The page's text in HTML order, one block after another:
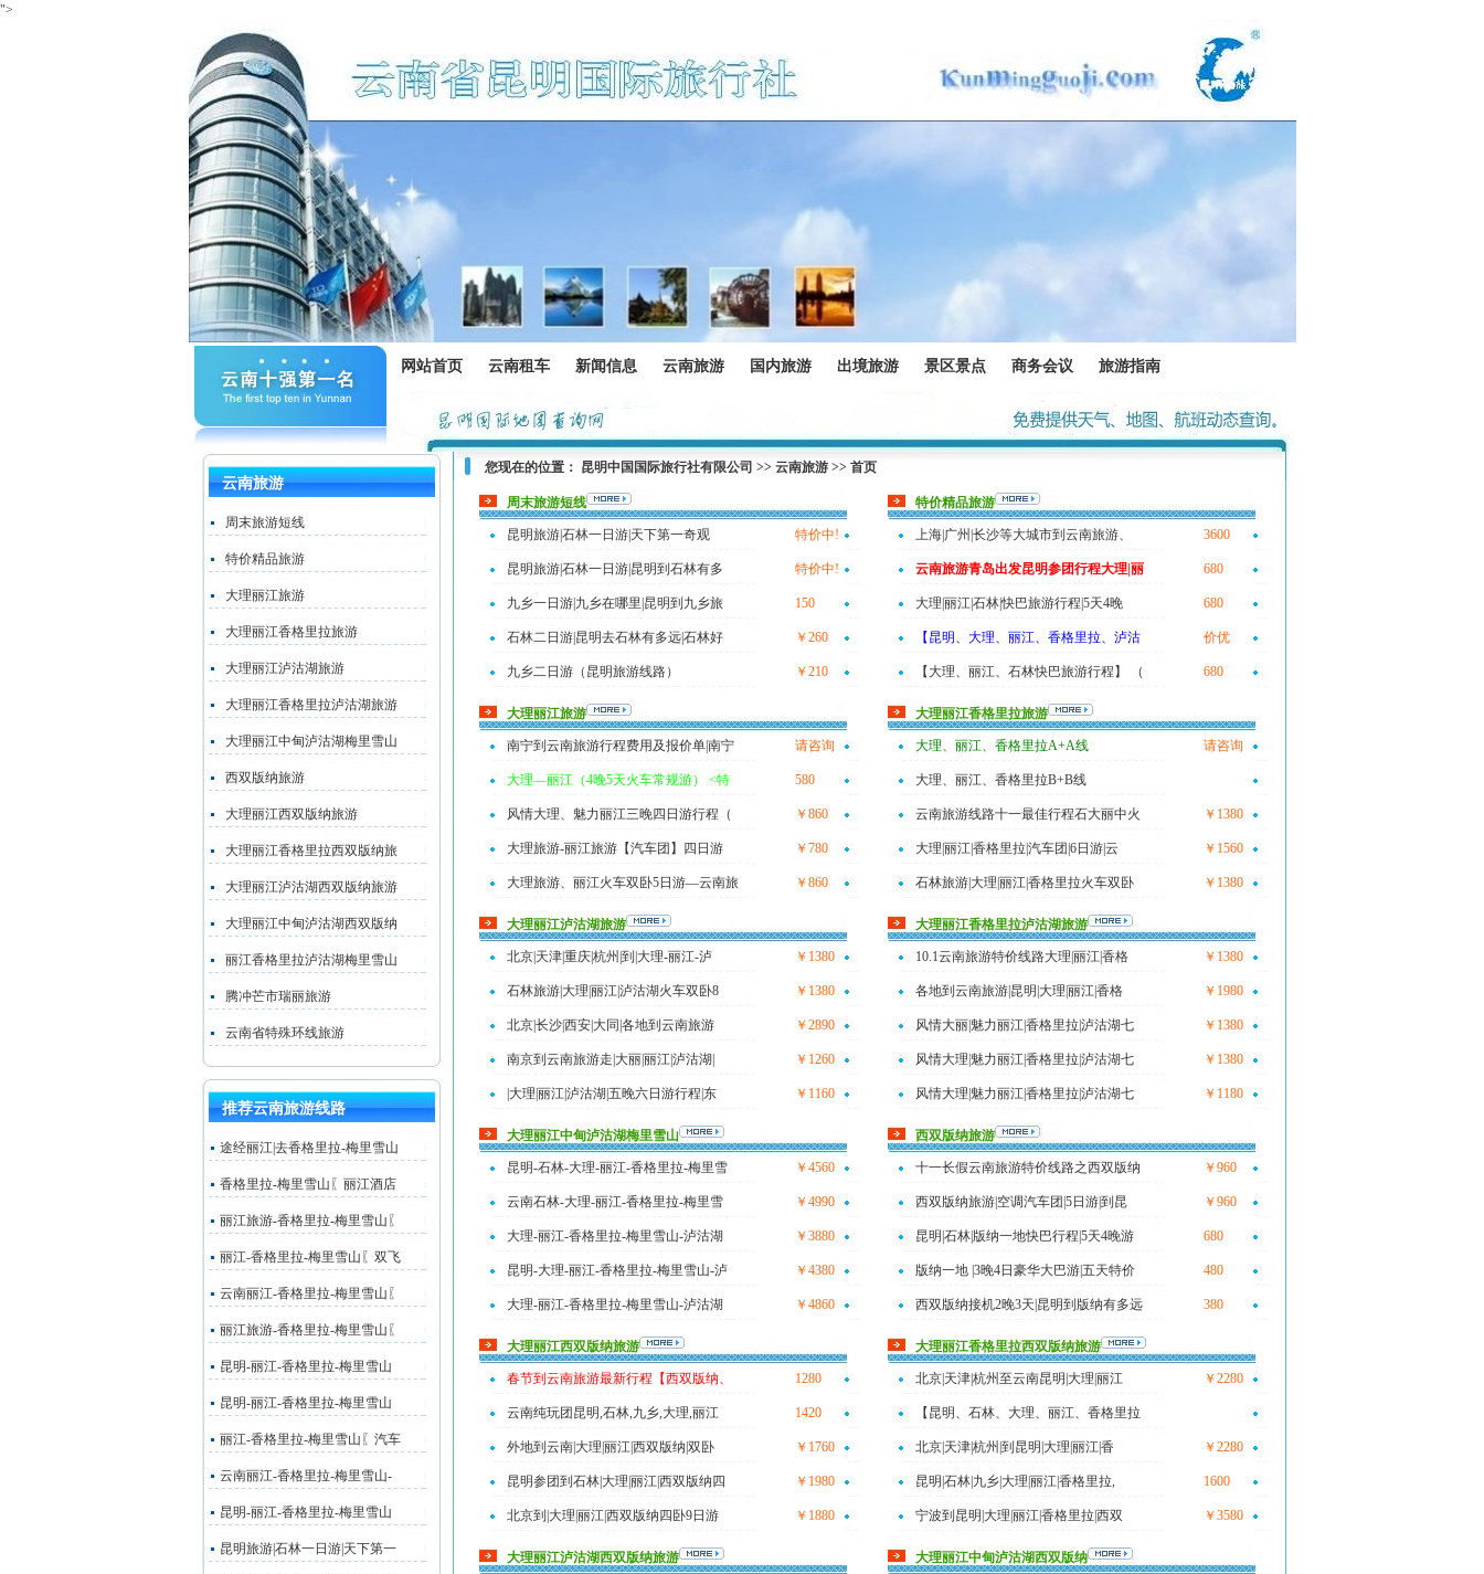
">
网站首页 云南租车 新闻信息 云南旅游 国内旅游 出境旅游 景区景点 商务会议 旅游指南
云南旅游
周末旅游短线
特价精品旅游
大理丽江旅游
大理丽江香格里拉旅游
大理丽江泸沽湖旅游
大理丽江香格里拉泸沽湖旅游
大理丽江中甸泸沽湖梅里雪山
西双版纳旅游
大理丽江西双版纳旅游
大理丽江香格里拉西双版纳旅
大理丽江泸沽湖西双版纳旅游
大理丽江中甸泸沽湖西双版纳
丽江香格里拉泸沽湖梅里雪山
腾冲芒市瑞丽旅游
云南省特殊环线旅游
推荐云南旅游线路
途经丽江|去香格里拉-梅里雪山
香格里拉-梅里雪山〖丽江酒店
丽江旅游-香格里拉-梅里雪山〖
丽江-香格里拉-梅里雪山〖双飞
云南丽江-香格里拉-梅里雪山〖
丽江旅游-香格里拉-梅里雪山〖
昆明-丽江-香格里拉-梅里雪山
昆明-丽江-香格里拉-梅里雪山
丽江-香格里拉-梅里雪山〖汽车
云南丽江-香格里拉-梅里雪山-
昆明-丽江-香格里拉-梅里雪山
昆明旅游|石林一日游|天下第一
您现在的位置： 昆明中国国际旅行社有限公司 >> 云南旅游>> 首页
周末旅游短线
特价中!
昆明旅游|石林一日游|天下第一奇观
特价中!
昆明旅游|石林一日游|昆明到石林有多
150
九乡一日游|九乡在哪里|昆明到九乡旅
￥260
石林二日游|昆明去石林有多远|石林好
￥210
九乡二日游（昆明旅游线路）
特价精品旅游
3600
上海|广州|长沙等大城市到云南旅游、
680
云南旅游青岛出发昆明参团行程大理|丽
680
大理|丽江|石林|快巴旅游行程|5天4晚
价优
【昆明、大理、丽江、香格里拉、泸沽
680
【大理、丽江、石林快巴旅游行程】 （
大理丽江旅游
请咨询
南宁到云南旅游行程费用及报价单|南宁
580
大理—丽江（4晚5天火车常规游） <特
￥860
风情大理、魅力丽江三晚四日游行程（
￥780
大理旅游-丽江旅游【汽车团】四日游
￥860
大理旅游、丽江火车双卧5日游—云南旅
大理丽江香格里拉旅游
请咨询
大理、丽江、香格里拉A+A线
大理、丽江、香格里拉B+B线
￥1380
云南旅游线路十一最佳行程石大丽中火
￥1560
大理|丽江|香格里拉|汽车团|6日游|云
￥1380
石林旅游|大理|丽江|香格里拉火车双卧
大理丽江泸沽湖旅游
￥1380
北京|天津|重庆|杭州|到|大理-丽江-泸
￥1380
石林旅游|大理|丽江|泸沽湖火车双卧8
￥2890
北京|长沙|西安|大同|各地到云南旅游
￥1260
南京到云南旅游走|大丽|丽江|泸沽湖|
￥1160
|大理|丽江|泸沽湖|五晚六日游行程|东
大理丽江香格里拉泸沽湖旅游
￥1380
10.1云南旅游特价线路大理|丽江|香格
￥1980
各地到云南旅游|昆明|大理|丽江|香格
￥1380
风情大丽|魅力丽江|香格里拉|泸沽湖七
￥1380
风情大理|魅力丽江|香格里拉|泸沽湖七
￥1180
风情大理|魅力丽江|香格里拉|泸沽湖七
大理丽江中甸泸沽湖梅里雪山
￥4560
昆明-石林-大理-丽江-香格里拉-梅里雪
￥4990
云南石林-大理-丽江-香格里拉-梅里雪
￥3880
大理-丽江-香格里拉-梅里雪山-泸沽湖
￥4380
昆明-大理-丽江-香格里拉-梅里雪山-泸
￥4860
大理-丽江-香格里拉-梅里雪山-泸沽湖
西双版纳旅游
￥960
十一长假云南旅游特价线路之西双版纳
￥960
西双版纳旅游|空调汽车团|5日游|到昆
680
昆明|石林|版纳一地快巴行程|5天4晚游
480
版纳一地 |3晚4日豪华大巴游|五天特价
380
西双版纳接机2晚3天|昆明到版纳有多远
大理丽江西双版纳旅游
1280
春节到云南旅游最新行程【西双版纳、
1420
云南纯玩团昆明,石林,九乡,大理,丽江
￥1760
外地到云南|大理|丽江|西双版纳|双卧
￥1980
昆明参团到石林|大理|丽江|西双版纳四
￥1880
北京到|大理|丽江|西双版纳四卧9日游
大理丽江香格里拉西双版纳旅游
￥2280
北京|天津|杭州至云南昆明|大理|丽江
【昆明、石林、大理、丽江、香格里拉
￥2280
北京|天津|杭州|到昆明|大理|丽江|香
1600
昆明|石林|九乡|大理|丽江|香格里拉,
￥3580
宁波到昆明|大理|丽江|香格里拉|西双
大理丽江泸沽湖西双版纳旅游 大理丽江中甸泸沽湖西双版纳